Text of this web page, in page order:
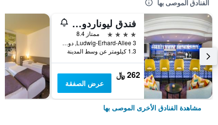
الفنادق الموصى بها
فندق ليوناردو دوسلدورف سيتي سنتر
4 نجوم
ممتاز 8.4
Ludwig-Erhard-Allee 3, دوسيلدورف, ولاية شمال الراين وستفاليا, ألمانيا
1.3 كيلومتر عن وسط المدينة
262 ﷼
عرض الصفقة
مشاهدة الفنادق الأخرى الموصى بها